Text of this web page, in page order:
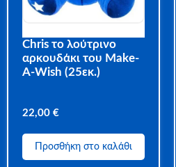
Chris το λούτρινο
αρκουδάκι του Make-
A-Wish (25εκ.)
22,00 €
Προσθήκη στο καλάθι